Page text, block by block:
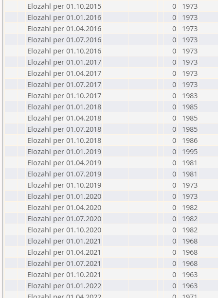
Elozahl per 01.10.2015
0
1973
Elozahl per 01.01.2016
0
1973
Elozahl per 01.04.2016
0
1973
Elozahl per 01.07.2016
0
1973
Elozahl per 01.10.2016
0
1973
Elozahl per 01.01.2017
0
1973
Elozahl per 01.04.2017
0
1973
Elozahl per 01.07.2017
0
1973
Elozahl per 01.10.2017
0
1983
Elozahl per 01.01.2018
0
1985
Elozahl per 01.04.2018
0
1985
Elozahl per 01.07.2018
0
1985
Elozahl per 01.10.2018
0
1986
Elozahl per 01.01.2019
0
1995
Elozahl per 01.04.2019
0
1981
Elozahl per 01.07.2019
0
1981
Elozahl per 01.10.2019
0
1973
Elozahl per 01.01.2020
0
1973
Elozahl per 01.04.2020
0
1982
Elozahl per 01.07.2020
0
1982
Elozahl per 01.10.2020
0
1982
Elozahl per 01.01.2021
0
1968
Elozahl per 01.04.2021
0
1968
Elozahl per 01.07.2021
0
1968
Elozahl per 01.10.2021
0
1963
Elozahl per 01.01.2022
0
1963